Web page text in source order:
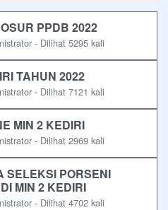
PPDB 2022
- Dilihat 5295 kali
TAHUN 2022
- Dilihat 7121 kali
MIN 2 KEDIRI
- Dilihat 2969 kali
SELEKSI PORSENI
MIN 2 KEDIRI
- Dilihat 4702 kali